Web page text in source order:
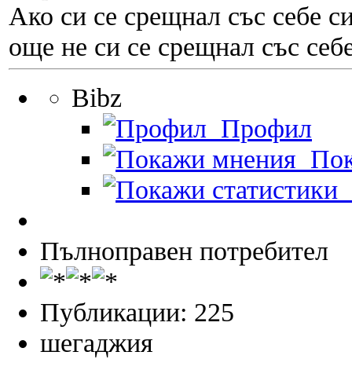
Ако си се срещнал със себе
още не си се срещнал със
Bibz
Профил
Пълноправен потребител
Публикации: 225
шегаджия